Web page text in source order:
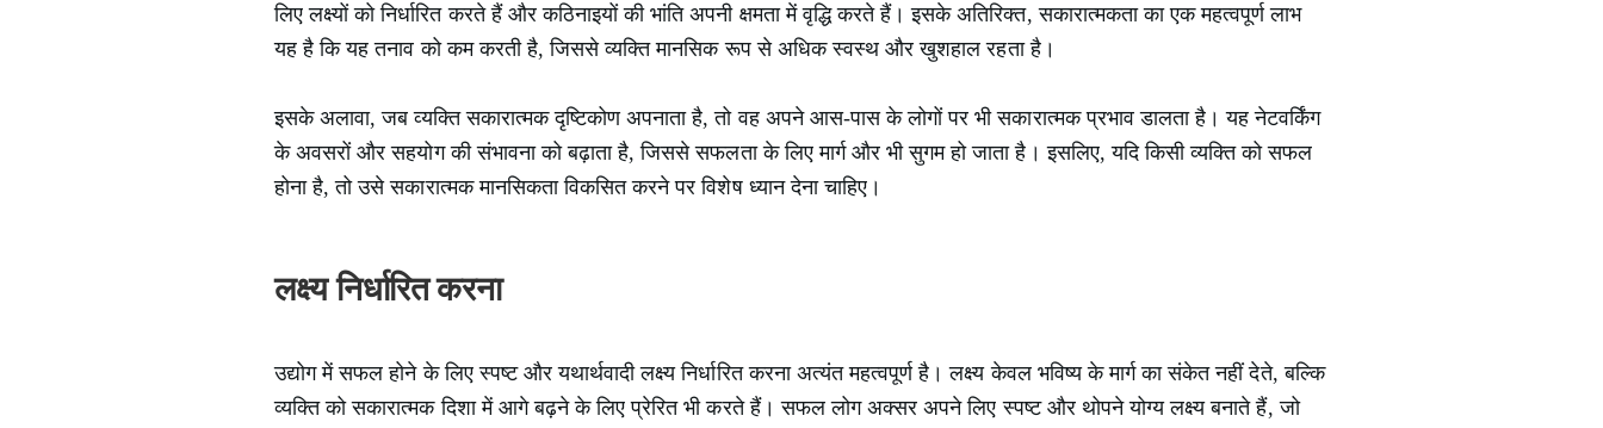
लिए लक्ष्यों को निर्धारित करते हैं और कठिनाइयों की भांति अपनी क्षमता में वृद्धि करते हैं। इसके अतिरिक्त, सकारात्मकता का एक महत्वपूर्ण लाभ
यह है कि यह तनाव को कम करती है, जिससे व्यक्ति मानसिक रूप से अधिक स्वस्थ और खुशहाल रहता है।
इसके अलावा, जब व्यक्ति सकारात्मक दृष्टिकोण अपनाता है, तो वह अपने आस-पास के लोगों पर भी सकारात्मक प्रभाव डालता है। यह नेटवर्किंग
के अवसरों और सहयोग की संभावना को बढ़ाता है, जिससे सफलता के लिए मार्ग और भी सुगम हो जाता है। इसलिए, यदि किसी व्यक्ति को सफल
होना है, तो उसे सकारात्मक मानसिकता विकसित करने पर विशेष ध्यान देना चाहिए।
लक्ष्य निर्धारित करना
उद्योग में सफल होने के लिए स्पष्ट और यथार्थवादी लक्ष्य निर्धारित करना अत्यंत महत्वपूर्ण है। लक्ष्य केवल भविष्य के मार्ग का संकेत नहीं देते, बल्कि
व्यक्ति को सकारात्मक दिशा में आगे बढ़ने के लिए प्रेरित भी करते हैं। सफल लोग अक्सर अपने लिए स्पष्ट और थोपने योग्य लक्ष्य बनाते हैं, जो